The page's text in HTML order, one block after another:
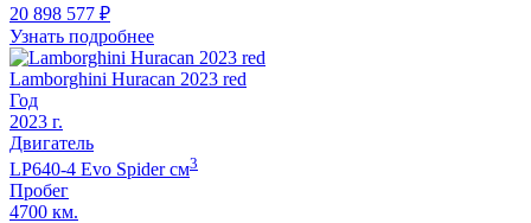
20 898 577 ₽
Узнать подробнее
Lamborghini Huracan 2023 red
Год
2023 г.
Двигатель
LP640-4 Evo Spidercм3
Пробег
4700 км.